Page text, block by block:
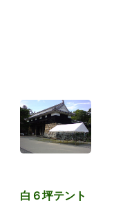
白６坪テント